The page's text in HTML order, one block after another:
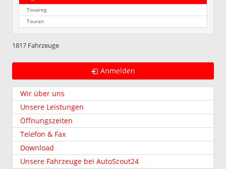
Touareg
Touran
1817 Fahrzeuge
Anmelden
Wir über uns
Unsere Leistungen
Öffnungszeiten
Telefon & Fax
Download
Unsere Fahrzeuge bei AutoScout24